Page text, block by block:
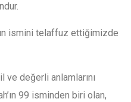
ismini telaffuz ettiğimizde
ve değerli anlamlarını
99 isminden biri olan,